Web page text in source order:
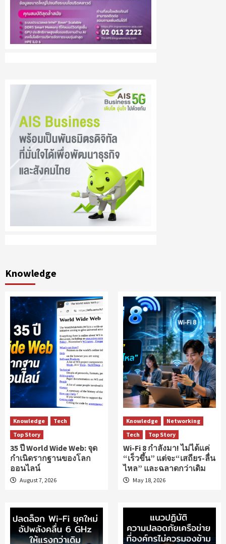
Knowledge
Knowledge
Tech
Top Story
35 ปี World Wide Web: จุด
กำเนิดรากฐานของโลก
ออนไลน์
August 7, 2026
Knowledge
Networking
Tech
Top Story
Wi-Fi 8 กำลังมา! ไม่ได้แค่
“เร็วขึ้น” แต่จะ“เสถียร-ลื่น
ไหล” และฉลาดกว่าเดิม
May 18, 2026